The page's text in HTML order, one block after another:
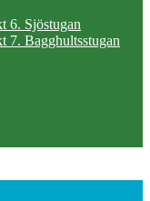
6. Sjöstugan
7. Bagghultsstugan